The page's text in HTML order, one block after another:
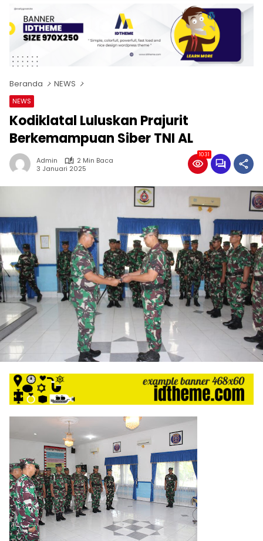
Beranda NEWS
NEWS
Kodiklatal Luluskan Prajurit
Berkemampuan Siber TNI AL
Admin
2 Min Baca
3 Januari 2025
1031